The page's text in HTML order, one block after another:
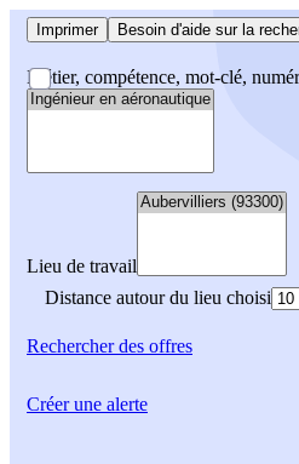
Imprimer Besoin d'aide sur la
Métier, compétence, mot-clé,
Lieu de travail
Distance autour du lieu choisi
Rechercherdes offres
Créer une alerte